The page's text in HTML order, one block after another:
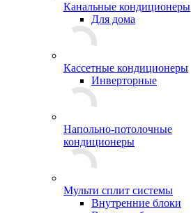
Канальные кондиционеры
Для дома
Кассетные кондиционеры
Инверторные
Напольно-потолочные
кондиционеры
Мульти сплит системы
Внутренние блоки